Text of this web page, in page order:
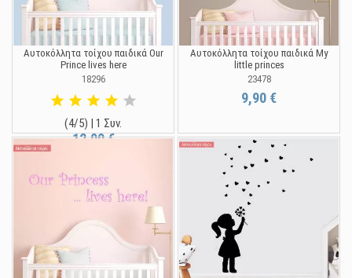
Αυτοκόλλητα τοίχου παιδικά Our
Prince lives here
18296
(4/5) | 1 Συν.
12,90 €
Αυτοκόλλητα τοίχου παιδικά My
little princes
23478
9,90 €